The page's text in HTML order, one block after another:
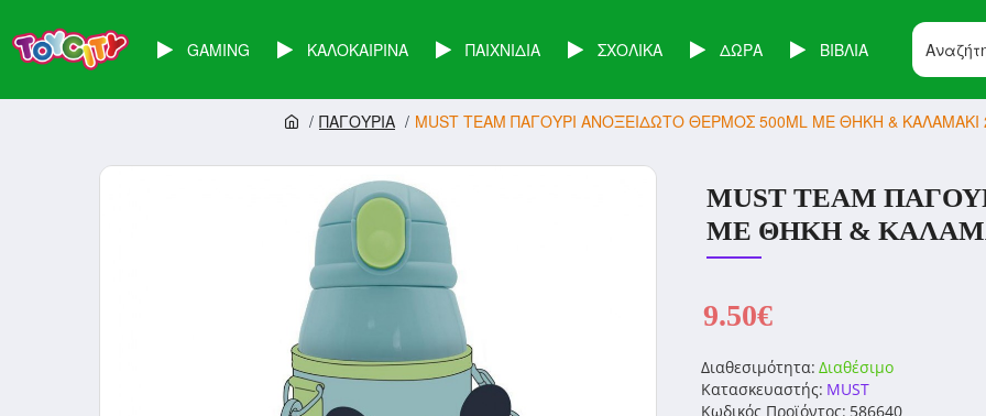
GAMING ΚΑΛΟΚΑΙΡΙΝΑ ΠΑΙΧΝΙΔΙΑ ΣΧΟΛΙΚΑ ΔΩΡΑ ΒΙΒΛΙΑ
ΠΑΓΟΥΡΙΑ MUST TEAM ΠΑΓΟΥΡΙ ΑΝΟΞΕΙΔΩΤΟ ΘΕΡΜΟΣ 500ML ΜΕ ΘΗΚΗ & ΚΑΛΑΜΑΚΙ
MUST TEAM
ΜΕ ΘΗΚΗ &
Διαθεσιμότητα: Διαθέσιμο
Κατασκευαστής: MUST
Κωδικός Προϊόντος: 586640
9.50€